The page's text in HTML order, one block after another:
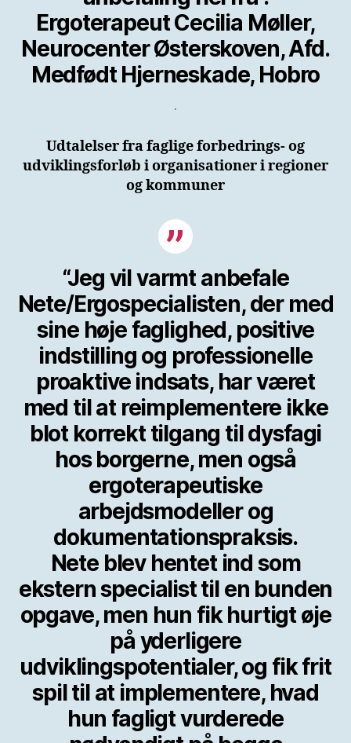
Ergoterapeut Cecilia Møller,
Neurocenter Østerskoven, Afd.
Medfødt Hjerneskade, Hobro
.
Udtalelser fra faglige forbedrings- og
udviklingsforløb i organisationer i regioner
og kommuner
“Jeg vil varmt anbefale
Nete/Ergospecialisten, der med
sine høje faglighed, positive
indstilling og professionelle
proaktive indsats, har været
med til at reimplementere ikke
blot korrekt tilgang til dysfagi
hos borgerne, men også
ergoterapeutiske
arbejdsmodeller og
dokumentationspraksis.
Nete blev hentet ind som
ekstern specialist til en bunden
opgave, men hun fik hurtigt øje
på yderligere
udviklingspotentialer, og fik frit
spil til at implementere, hvad
hun fagligt vurderede